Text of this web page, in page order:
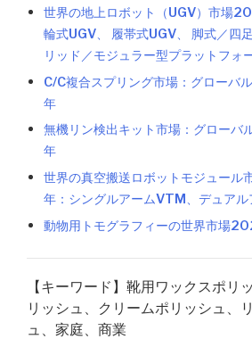
世界の地上ロボット（UGV）市場
輪式UGV、 履帯式UGV、 脚式／四
リッド／モジュラー型プラットフォ
C/C複合スプリング市場：グロー
年
無機リン検出キット市場：グロー
年
世界の真空搬送ロボットモジュー
年：シングルアームVTM、デュア
動物用トモグラフィーの世界市場
【キーワード】靴用ワックスポリ
リッシュ、クリームポリッシュ、
ュ、家庭、商業